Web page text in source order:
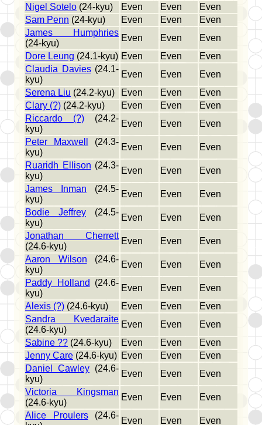
Nigel Sotelo (24-kyu) Even Even
Even
Sam Penn (24-kyu) Even Even
Even
James Humphries
(24-kyu)
Even Even
Even
Dore Leung (24.1-kyu) Even Even
Even
Claudia Davies(24.1-
kyu)
Even Even
Even
Serena Liu (24.2-kyu) Even Even
Even
Clary (?) (24.2-kyu) Even Even
Even
Riccardo (?) (24.2-
kyu)
Even Even
Even
Peter Maxwell
(24.3-
kyu)
Even Even
Even
Ruaridh Ellison (24.3-
kyu)
Even Even
Even
James Inman (24.5-
kyu)
Even Even
Even
Bodie Jeffrey (24.5-
kyu)
Even Even
Even
Jonathan Cherrett
(24.6-kyu)
Even Even
Even
Aaron Wilson (24.6-
kyu)
Even Even
Even
Paddy Holland (24.6-
kyu)
Even Even
Even
Alexis (?) (24.6-kyu) Even Even
Even
Sandra Kvedaraite
(24.6-kyu)
Even Even
Even
Sabine ?? (24.6-kyu) Even Even
Even
Jenny Care (24.6-kyu) Even Even
Even
Daniel Cawley (24.6-
kyu)
Even Even
Even
Victoria Kingsman
(24.6-kyu)
Even Even
Even
Alice Proulers(24.6-
Even Even Even